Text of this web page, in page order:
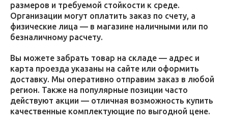
размеров и требуемой стойкости к среде.
Организации могут оплатить заказ по счету, а
физические лица — в магазине наличными или по
безналичному расчету.
Вы можете забрать товар на складе — адрес и
карта проезда указаны на сайте или оформить
доставку. Мы оперативно отправим заказ в любой
регион. Также на популярные позиции часто
действуют акции — отличная возможность купить
качественные комплектующие по выгодной цене.